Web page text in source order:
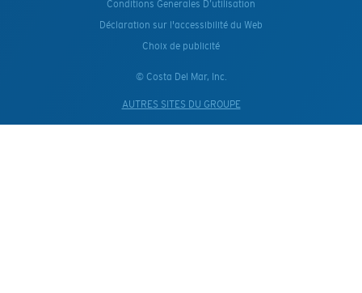
Conditions Generales D’utilisation
Déclaration sur l'accessibilité du Web
Choix de publicité
© Costa Del Mar, Inc.
AUTRES SITES DU GROUPE